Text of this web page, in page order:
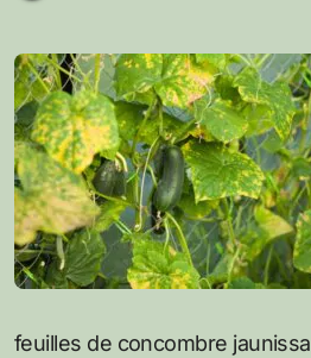
feuilles de concombre